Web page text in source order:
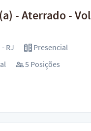
- Aterrado -
RJ
Presencial
5 Posições